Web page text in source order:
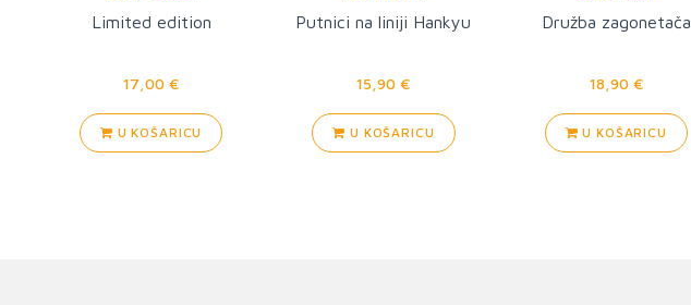
Limited edition
17,00 €
U KOŠARICU
Putnici na liniji Hankyu
15,90 €
U KOŠARICU
Družba zagonetača
18,90 €
U KOŠARICU